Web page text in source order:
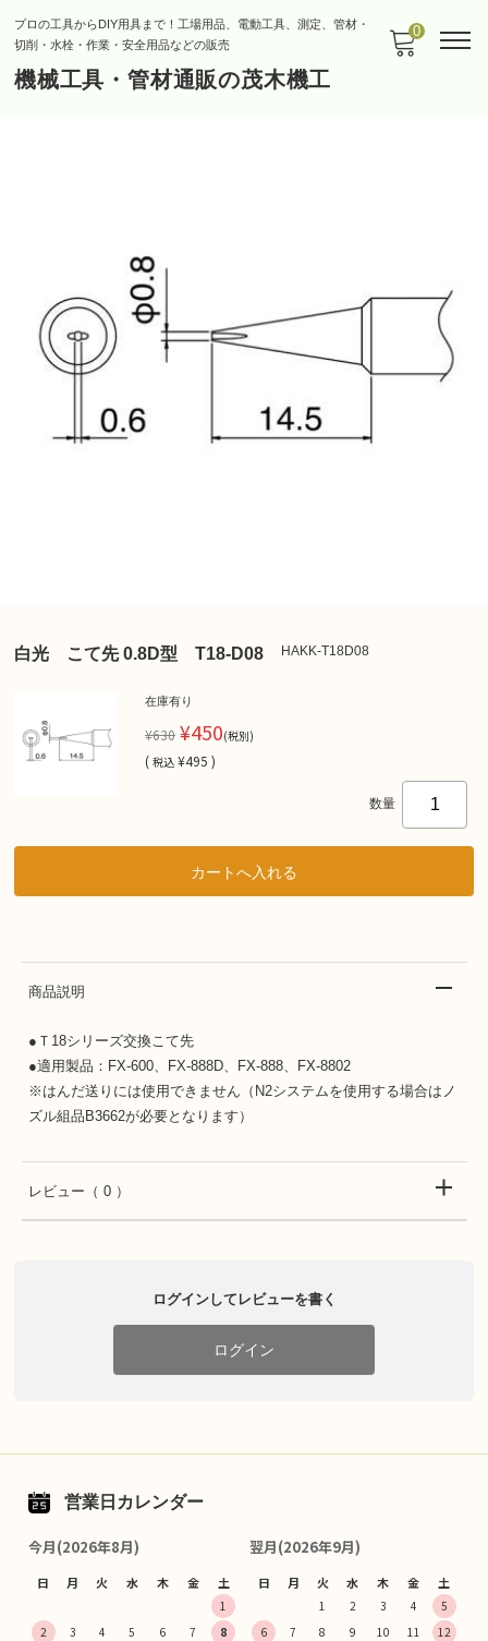
プロの工具からDIY用具まで！工場用品、電動工具、測定、管材・
切削・水栓・作業・安全用品などの販売
機械工具・管材通販の茂木機工
0
白光 こて先 0.8D型 T18-D08 HAKK-T18D08
在庫有り
¥630 ¥450(税別)
( 税込 ¥495 )
数量
商品説明
●Ｔ18シリーズ交換こて先
●適用製品：FX-600、FX-888D、FX-888、FX-8802
※はんだ送りには使用できません（N2システムを使用する場合はノ
ズル組品B3662が必要となります）
レビュー （ 0 ）
ログインしてレビューを書く
ログイン
営業日カレンダー
今月(2026年8月)
日 月 火 水 木 金 土
1
2
3 4 5 6 7
8
翌月(2026年9月)
日 月 火 水 木 金 土
1 2 3 4
5
6
7 8 9 10 11
12